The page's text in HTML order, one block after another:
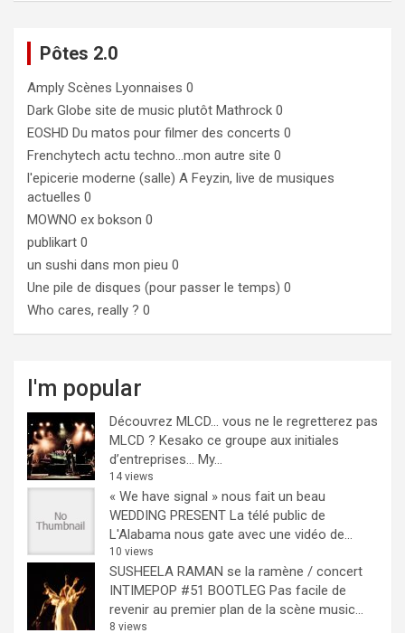
Pôtes 2.0
Amply Scènes Lyonnaises 0
Dark Globe site de music plutôt Mathrock 0
EOSHD Du matos pour filmer des concerts 0
Frenchytech actu techno…mon autre site 0
l'epicerie moderne (salle) A Feyzin, live de musiques
actuelles 0
MOWNO ex bokson 0
publikart 0
un sushi dans mon pieu 0
Une pile de disques (pour passer le temps) 0
Who cares, really ? 0
I'm popular
Découvrez MLCD… vous ne le regretterez pas
MLCD ? Kesako ce groupe aux initiales
d’entreprises… My...
14 views
« We have signal » nous fait un beau
WEDDING PRESENT La télé public de
L'Alabama nous gate avec une vidéo de...
10 views
SUSHEELA RAMAN se la ramène / concert
INTIMEPOP #51 BOOTLEG Pas facile de
revenir au premier plan de la scène music...
8 views